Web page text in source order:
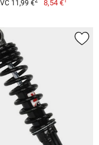
11,99 € 8,54 €